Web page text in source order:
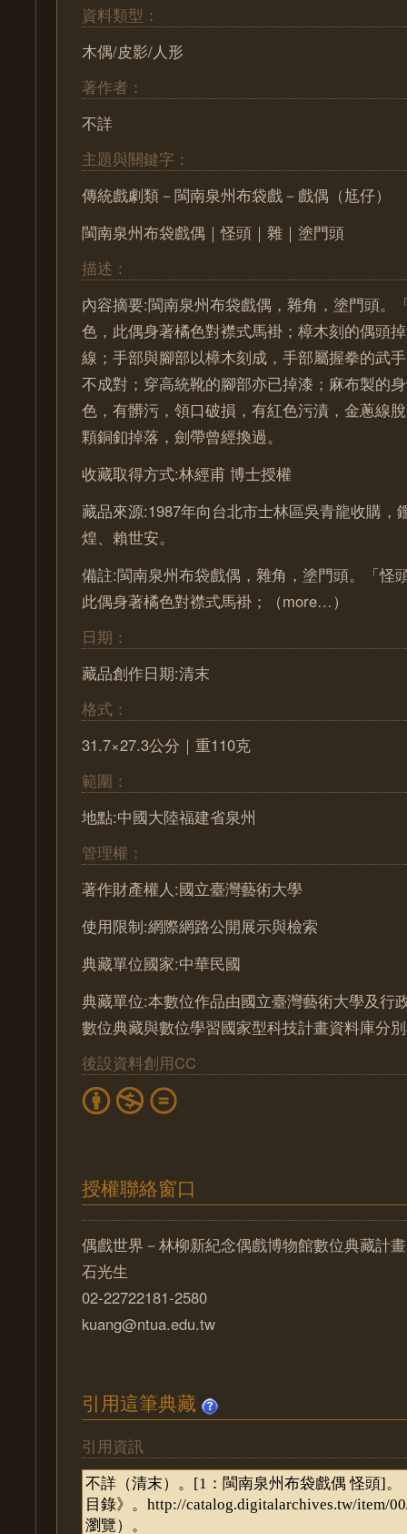
資料類型：
木偶/皮影/人形
著作者：
不詳
主題與關鍵字：
傳統戲劇類－閩南泉州布袋戲－戲偶（尪仔）
閩南泉州布袋戲偶｜怪頭｜雜｜塗門頭
描述：
內容摘要:閩南泉州布袋戲偶，雜角，塗門頭。
色，此偶身著橘色對襟式馬褂；樟木刻的偶頭
線；手部與腳部以樟木刻成，手部屬握拳的武
不成對；穿高統靴的腳部亦已掉漆；麻布製的
色，有髒污，領口破損，有紅色污漬，金蔥線
顆銅釦掉落，劍帶曾經換過。
收藏取得方式:林經甫 博士授權
藏品來源:1987年向台北市士林區吳青龍收購，
煌、賴世安。
備註:閩南泉州布袋戲偶，雜角，塗門頭。「怪
此偶身著橘色對襟式馬褂；（more…）
日期：
藏品創作日期:清末
格式：
31.7×27.3公分｜重110克
範圍：
地點:中國大陸福建省泉州
管理權：
著作財產權人:國立臺灣藝術大學
使用限制:網際網路公開展示與檢索
典藏單位國家:中華民國
典藏單位:本數位作品由國立臺灣藝術大學及行
數位典藏與數位學習國家型科技計畫資料庫分
後設資料創用CC
授權聯絡窗口
偶戲世界－林柳新紀念偶戲博物館數位典藏計畫
石光生
02-22722181-2580
kuang@ntua.edu.tw
引用這筆典藏
引用資訊